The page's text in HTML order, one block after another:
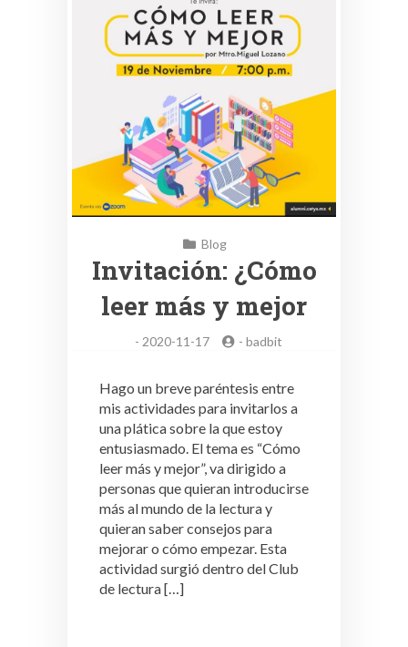
Blog
Invitación: ¿Cómo
leer más y mejor
- 2020-11-17 - badbit
Hago un breve paréntesis entre
mis actividades para invitarlos a
una plática sobre la que estoy
entusiasmado. El tema es “Cómo
leer más y mejor”, va dirigido a
personas que quieran introducirse
más al mundo de la lectura y
quieran saber consejos para
mejorar o cómo empezar. Esta
actividad surgió dentro del Club
de lectura […]